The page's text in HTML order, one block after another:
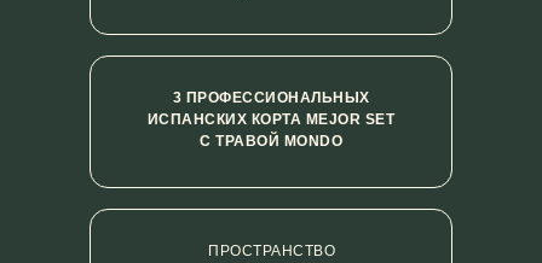
ПРОСТРАНСТВО
3 ПРОФЕССИОНАЛЬНЫХ
ИСПАНСКИХ КОРТА MEJOR SET
С ТРАВОЙ MONDO
ALL YOU’VE EVER WISHED FOR
о твоем ментальном здровье, а наши
профессиональные навыки
в паделе.